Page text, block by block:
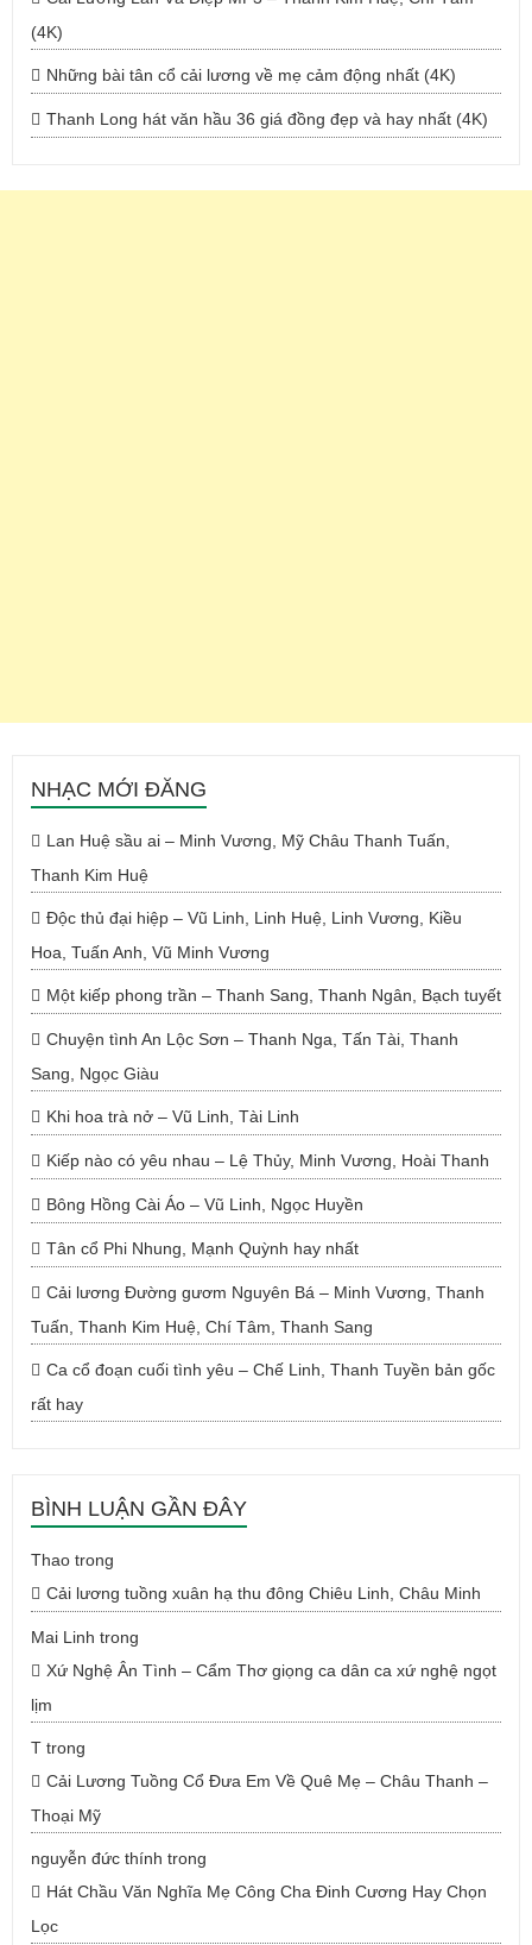
(4K)
Những bài tân cổ cải lương về mẹ cảm động nhất (4K)
Thanh Long hát văn hầu 36 giá đồng đẹp và hay nhất (4K)
NHẠC MỚI ĐĂNG
Lan Huệ sầu ai – Minh Vương, Mỹ Châu Thanh Tuấn,
Thanh Kim Huệ
Độc thủ đại hiệp – Vũ Linh, Linh Huệ, Linh Vương, Kiều
Hoa, Tuấn Anh, Vũ Minh Vương
Một kiếp phong trần – Thanh Sang, Thanh Ngân, Bạch tuyết
Chuyện tình An Lộc Sơn – Thanh Nga, Tấn Tài, Thanh
Sang, Ngọc Giàu
Khi hoa trà nở – Vũ Linh, Tài Linh
Kiếp nào có yêu nhau – Lệ Thủy, Minh Vương, Hoài Thanh
Bông Hồng Cài Áo – Vũ Linh, Ngọc Huyền
Tân cổ Phi Nhung, Mạnh Quỳnh hay nhất
Cải lương Đường gươm Nguyên Bá – Minh Vương, Thanh
Tuấn, Thanh Kim Huệ, Chí Tâm, Thanh Sang
Ca cổ đoạn cuối tình yêu – Chế Linh, Thanh Tuyền bản gốc
rất hay
BÌNH LUẬN GẦN ĐÂY
Thao trong
Cải lương tuồng xuân hạ thu đông Chiêu Linh, Châu Minh
Mai Linh trong
Xứ Nghệ Ân Tình – Cẩm Thơ giọng ca dân ca xứ nghệ ngọt
lịm
T trong
Cải Lương Tuồng Cổ Đưa Em Về Quê Mẹ – Châu Thanh –
Thoại Mỹ
nguyễn đức thính trong
Hát Chầu Văn Nghĩa Mẹ Công Cha Đinh Cương Hay Chọn
Lọc